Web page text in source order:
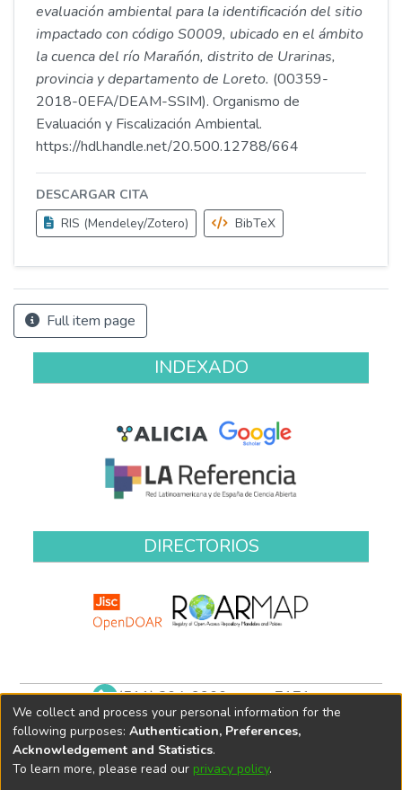
evaluación ambiental para la identificación del sitio
impactado con código S0009, ubicado en el ámbito
la cuenca del río Marañón, distrito de Urarinas,
provincia y departamento de Loreto. (00359-
2018-0EFA/DEAM-SSIM). Organismo de
Evaluación y Fiscalización Ambiental.
https://hdl.handle.net/20.500.12788/664
DESCARGAR CITA
RIS (Mendeley/Zotero)
BibTeX
Full item page
INDEXADO
DIRECTORIOS
(511) 204-9900 anexo 7171
biblioteca@oefa.gob.pe
We collect and process your personal information for the
following purposes: Authentication, Preferences,
Acknowledgement and Statistics.
To learn more, please read our privacy policy.